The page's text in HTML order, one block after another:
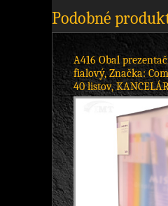
Podobné
A416 Obal
fialový, Značka:
40 listov,